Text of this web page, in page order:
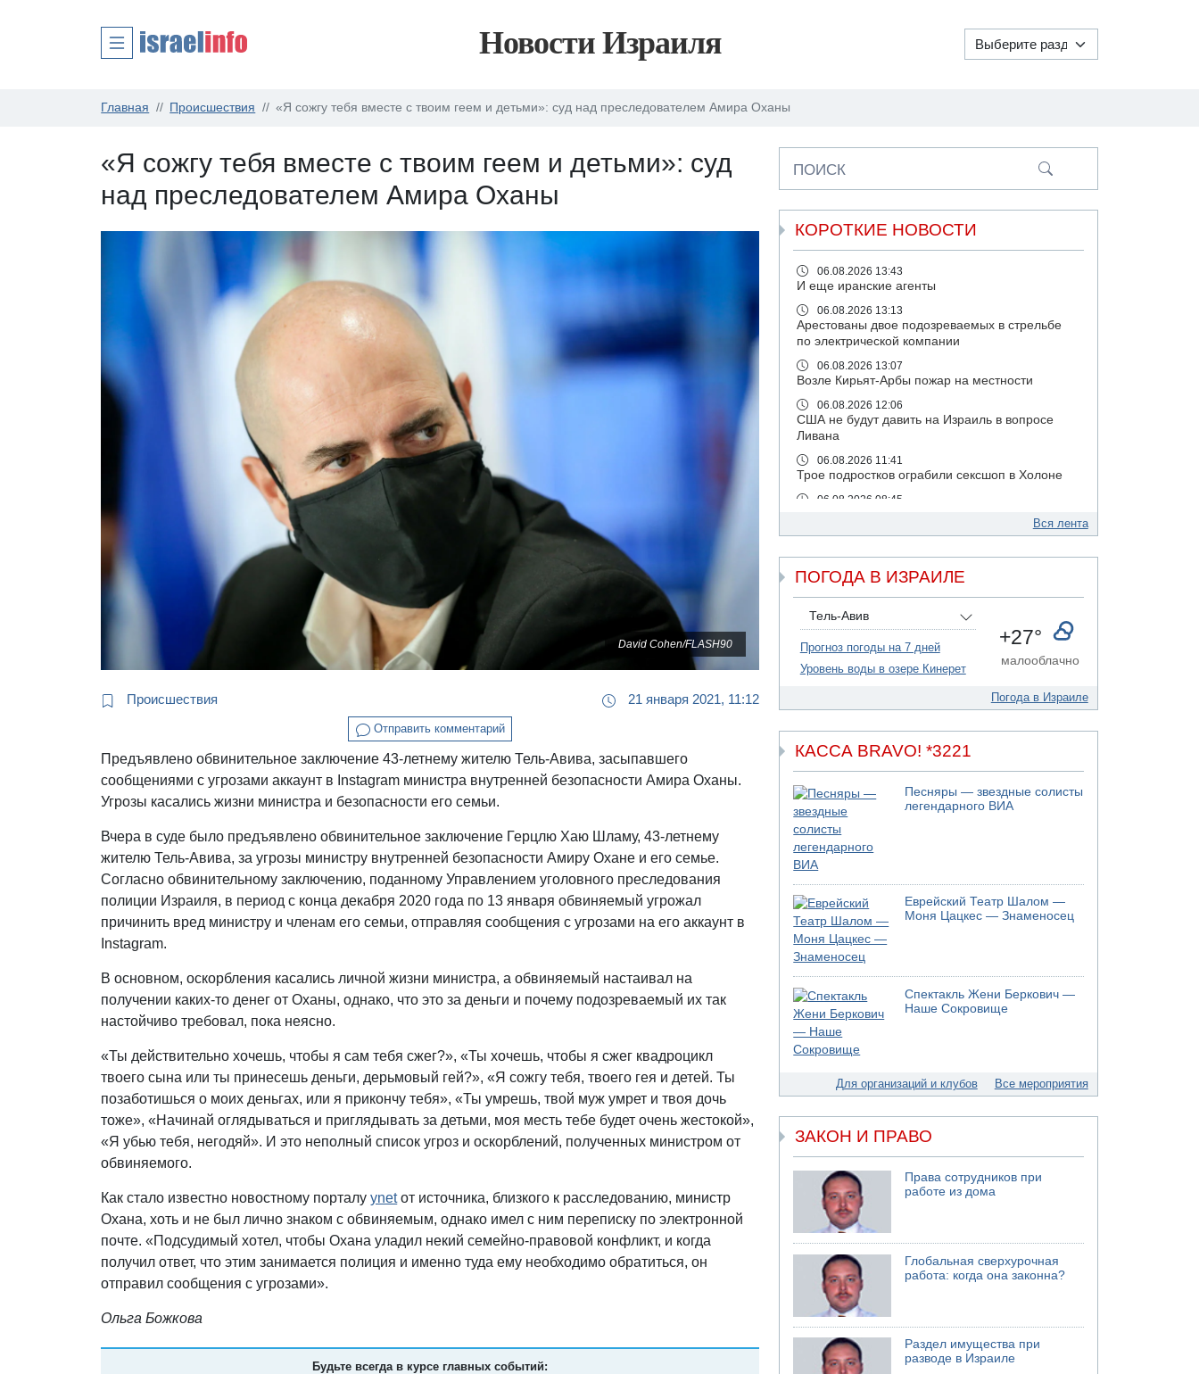
Новости Израиля
Главная Происшествия «Я сожгу тебя вместе с твоим геем и детьми»: суд над преследователем Амира Оханы
«Я сожгу тебя вместе с твоим геем и детьми»: суд
над преследователем Амира Оханы
David Cohen/FLASH90
Происшествия 21 января 2021, 11:12
Отправить комментарий
Предъявлено обвинительное заключение 43-летнему жителю Тель-Авива, засыпавшего
сообщениями с угрозами аккаунт в Instagram министра внутренней безопасности Амира Оханы.
Угрозы касались жизни министра и безопасности его семьи.
Вчера в суде было предъявлено обвинительное заключение Герцлю Хаю Шламу, 43-летнему
жителю Тель-Авива, за угрозы министру внутренней безопасности Амиру Охане и его семье.
Согласно обвинительному заключению, поданному Управлением уголовного преследования
полиции Израиля, в период с конца декабря 2020 года по 13 января обвиняемый угрожал
причинить вред министру и членам его семьи, отправляя сообщения с угрозами на его аккаунт в
Instagram.
В основном, оскорбления касались личной жизни министра, а обвиняемый настаивал на
получении каких-то денег от Оханы, однако, что это за деньги и почему подозреваемый их так
настойчиво требовал, пока неясно.
«Ты действительно хочешь, чтобы я сам тебя сжег?», «Ты хочешь, чтобы я сжег квадроцикл
твоего сына или ты принесешь деньги, дерьмовый гей?», «Я сожгу тебя, твоего гея и детей. Ты
позаботишься о моих деньгах, или я прикончу тебя», «Ты умрешь, твой муж умрет и твоя дочь
тоже», «Начинай оглядываться и приглядывать за детьми, моя месть тебе будет очень жестокой»,
«Я убью тебя, негодяй». И это неполный список угроз и оскорблений, полученных министром от
обвиняемого.
Как стало известно новостному порталуynetот источника, близкого к расследованию, министр
Охана, хоть и не был лично знаком с обвиняемым, однако имел с ним переписку по электронной
почте. «Подсудимый хотел, чтобы Охана уладил некий семейно-правовой конфликт, и когда
получил ответ, что этим занимается полиция и именно туда ему необходимо обратиться, он
отправил сообщения с угрозами».
Ольга Божкова
Будьте всегда в курсе главных событий:
ПОИСК
КОРОТКИЕ НОВОСТИ
06.08.2026 13:43
И еще иранские агенты
06.08.2026 13:13
Арестованы двое подозреваемых в стрельбе
по электрической компании
06.08.2026 13:07
Возле Кирьят-Арбы пожар на местности
06.08.2026 12:06
США не будут давить на Израиль в вопросе
Ливана
06.08.2026 11:41
Трое подростков ограбили сексшоп в Холоне
06.08.2026 08:45
06.08.2026 08:11
Украинская атака на российский НПЗ
05.08.2026 18:30
противоракетной обороны "Хец"
05.08.2026 18:28
МАДА призывает израильтян срочно сдавать
кровь
Бывший посол Израиля в ООН Гилад Эрдан
политической партии
05.08.2026 13:49
На севере Израиля на берег выбросило тело
05.08.2026 13:32
В России горят новые склады
05.08.2026 10:19
Хуситы сообщают об атаке по Саудовскому
танкеру
Левые активисты пытались ворваться в офис
"Религиозного сионизма"
05.08.2026 06:42
В Дубае поднимается дым над портом
Еще один меморандум для Ирана
Вся лента
ПОГОДА В ИЗРАИЛЕ
Тель-Авив
Прогноз погоды на 7 дней
Уровень воды в озере Кинерет
+27°
малооблачно
Погода в Израиле
КАССА BRAVO! *3221
Песняры — звездные солисты
легендарного ВИА
Еврейский Театр Шалом —
Моня Цацкес — Знаменосец
Спектакль Жени Беркович —
Наше Сокровище
Для организаций и клубов Все мероприятия
ЗАКОН И ПРАВО
Права сотрудников при
работе из дома
Глобальная сверхурочная
работа: когда она законна?
Раздел имущества при
разводе в Израиле